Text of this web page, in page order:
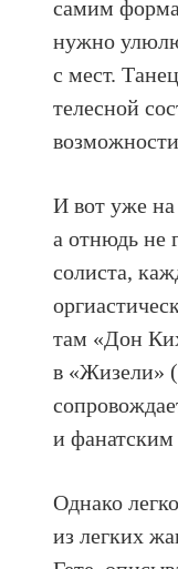
самим
нужно
с мест.
телесной
И вот уже
а отнюдь не
солиста,
там «Дон
в «Жизели»
и
Однако
из легких